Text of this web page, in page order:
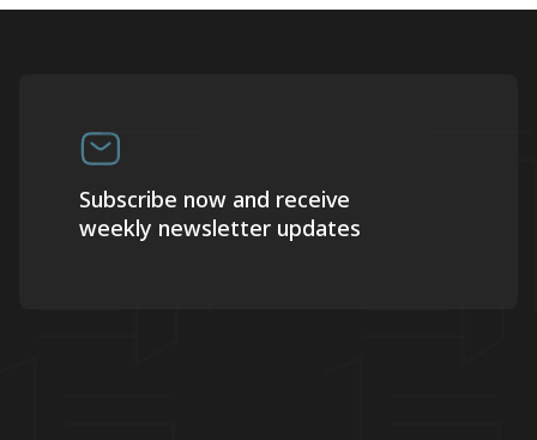
Subscribe now and receive
weekly newsletter updates